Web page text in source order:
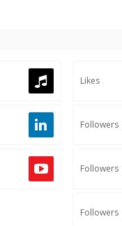
Likes
Followers
Followers
Followers